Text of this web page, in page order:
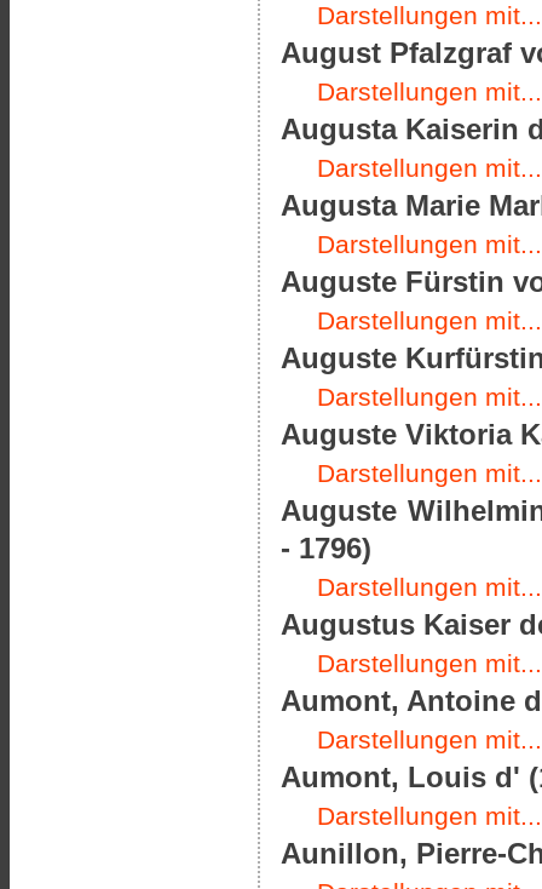
Darstellungen mit...
August Pfalzgraf
Darstellungen mit...
Augusta Kaiserin
Darstellungen mit...
Augusta Marie
Darstellungen mit...
Auguste Fürstin
Darstellungen mit...
Auguste
Darstellungen mit...
Auguste Viktoria
Darstellungen mit...
Auguste
- 1796)
Darstellungen mit...
Augustus Kaiser
Darstellungen mit...
Aumont, Antoine
Darstellungen mit...
Aumont, Louis d'
Darstellungen mit...
Aunillon, Pierre-